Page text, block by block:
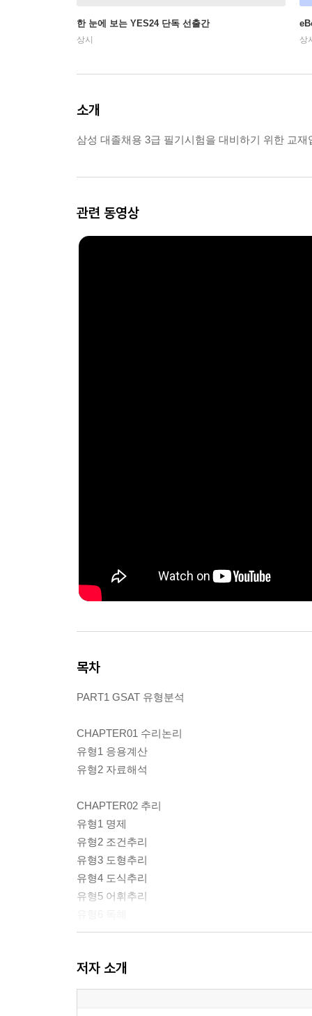
한 눈에 보는 YES24 단독 선출간
상시 상
소개
삼성 대졸채용 3급 필기시험을 대비하기 위한 교재
관련 동영상
목차
PART1 GSAT 유형분석
CHAPTER01 수리논리
유형1 응용계산
유형2 자료해석
CHAPTER02 추리
유형1 명제
유형2 조건추리
유형3 도형추리
유형4 도식추리
유형5 어휘추리
01 실전 모의고사 1회
저자 소개